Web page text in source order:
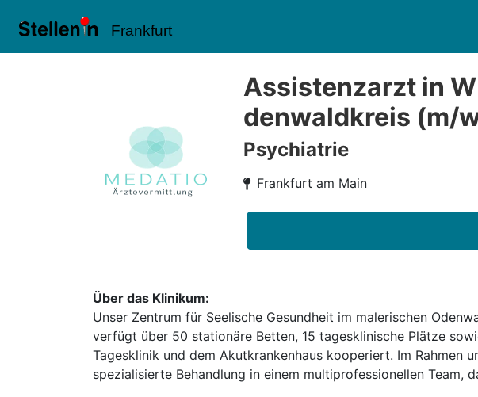
Frankfurt
Assistenzarzt in
denwaldkreis (m/
Psychiatrie
Frankfurt am Main
Über das Klinikum:
Unser Zentrum für Seelische Gesundheit im malerischen
verfügt über 50 stationäre Betten, 15 tagesklinische Plätze
Tagesklinik und dem Akutkrankenhaus kooperiert. Im Rahmen
spezialisierte Behandlung in einem multiprofessionellen Team,